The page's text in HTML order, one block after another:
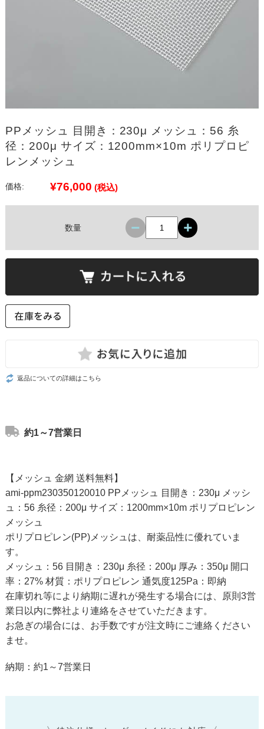
PPメッシュ 目開き：230μ メッシュ：56 糸
径：200μ サイズ：1200mm×10m ポリプロピ
レンメッシュ
価格: ¥76,000 (税込)
数量
返品についての詳細はこちら
約1～7営業日
【メッシュ 金網 送料無料】
ami-ppm230350120010 PPメッシュ 目開き：230μ メッシ
ュ：56 糸径：200μ サイズ：1200mm×10m ポリプロピレン
メッシュ
ポリプロピレン(PP)メッシュは、耐薬品性に優れていま
す。
メッシュ：56 目開き：230μ 糸径：200μ 厚み：350μ 開口
率：27% 材質：ポリプロピレン 通気度125Pa：即納
在庫切れ等により納期に遅れが発生する場合には、原則3営
業日以内に弊社より連絡をさせていただきます。
お急ぎの場合には、お手数ですが注文時にご連絡ください
ませ。
納期：約1～7営業日